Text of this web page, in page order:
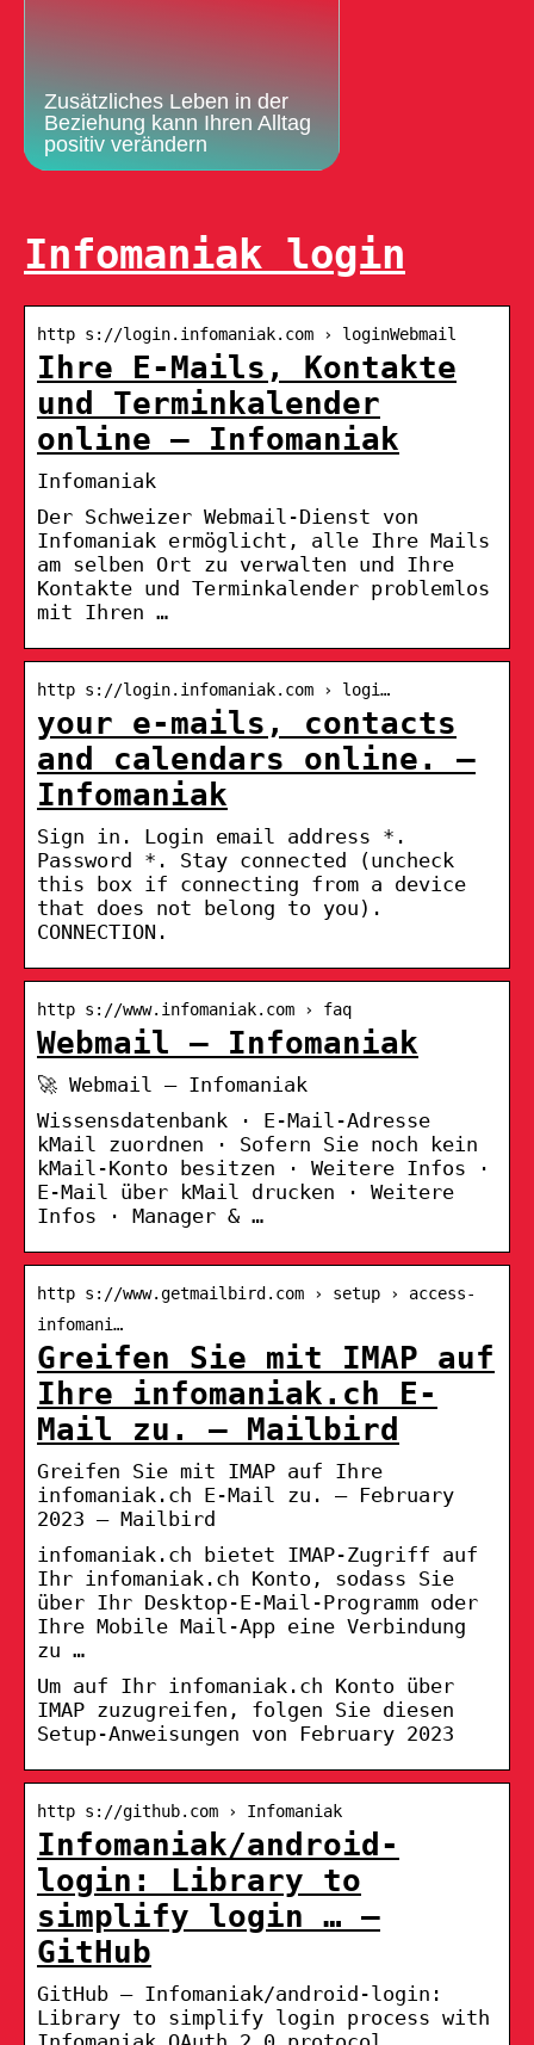
Zusätzliches Leben in der
Beziehung kann Ihren Alltag
positiv verändern
Infomaniak login
http s://login.infomaniak.com › loginWebmail
Ihre E-Mails, Kontakte
und Terminkalender
online – Infomaniak
Infomaniak
Der Schweizer Webmail-Dienst von
Infomaniak ermöglicht, alle Ihre Mails
am selben Ort zu verwalten und Ihre
Kontakte und Terminkalender problemlos
mit Ihren …
http s://login.infomaniak.com › logi…
your e-mails, contacts
and calendars online. –
Infomaniak
Sign in. Login email address *.
Password *. Stay connected (uncheck
this box if connecting from a device
that does not belong to you).
CONNECTION.
http s://www.infomaniak.com › faq
Webmail – Infomaniak
🚀 Webmail – Infomaniak
Wissensdatenbank · E-Mail-Adresse
kMail zuordnen · Sofern Sie noch kein
kMail-Konto besitzen · Weitere Infos ·
E-Mail über kMail drucken · Weitere
Infos · Manager & …
http s://www.getmailbird.com › setup › access-
infomani…
Greifen Sie mit IMAP auf
Ihre infomaniak.ch E-
Mail zu. – Mailbird
Greifen Sie mit IMAP auf Ihre
infomaniak.ch E-Mail zu. – February
2023 – Mailbird
infomaniak.ch bietet IMAP-Zugriff auf
Ihr infomaniak.ch Konto, sodass Sie
über Ihr Desktop-E-Mail-Programm oder
Ihre Mobile Mail-App eine Verbindung
zu …
Um auf Ihr infomaniak.ch Konto über
IMAP zuzugreifen, folgen Sie diesen
Setup-Anweisungen von February 2023
http s://github.com › Infomaniak
Infomaniak/android-
login: Library to
simplify login … –
GitHub
GitHub – Infomaniak/android-login:
Library to simplify login process with